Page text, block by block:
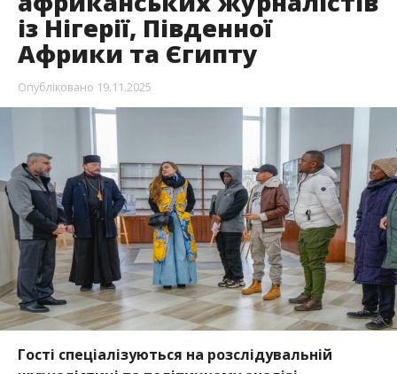
із Нігерії, Південної
Африки та Єгипту
Опубліковано 19.11.2025
Гості спеціалізуються на розслідувальній